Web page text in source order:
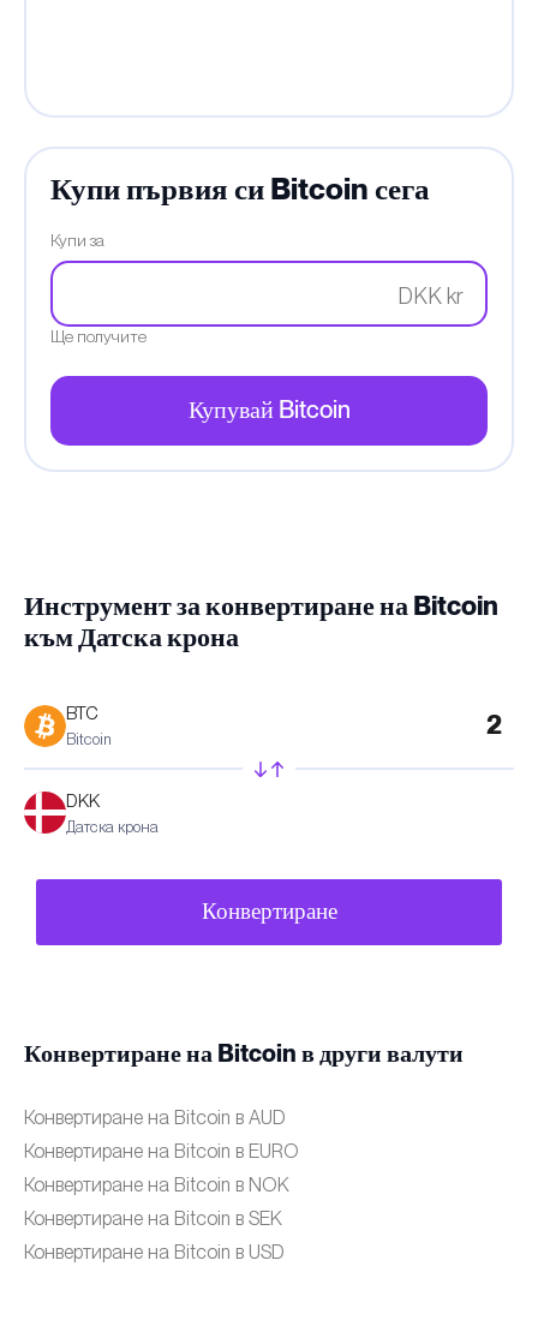
Купи първия си Bitcoin сега
Купи за
DKK kr
Ще получите
Купувай Bitcoin
Инструмент за конвертиране на Bitcoin
към Датска крона
BTC
Bitcoin
DKK
Датска крона
Конвертиране
Конвертиране на Bitcoin в други валути
Конвертиране на Bitcoin в AUD
Конвертиране на Bitcoin в EURO
Конвертиране на Bitcoin в NOK
Конвертиране на Bitcoin в SEK
Конвертиране на Bitcoin в USD